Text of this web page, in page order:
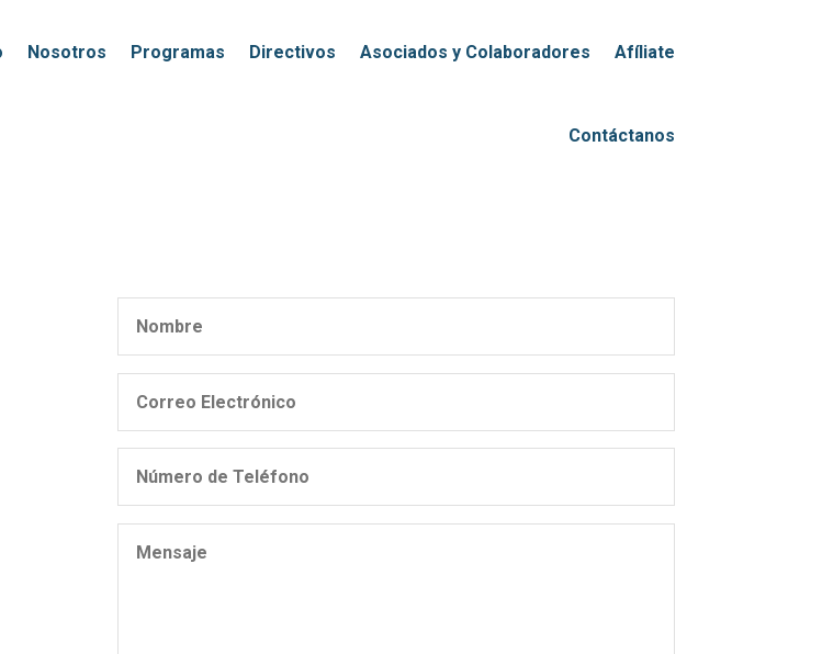
Nosotros Programas Directivos Asociados y Colaboradores Afíliate
Contáctanos